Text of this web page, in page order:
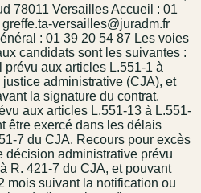
78011 Versailles Accueil : 01
versailles@juradm.fr
: 01 39 20 54 87 Les voies
candidats sont les suivantes :
prévu aux articles L.551-1 à
administrative (CJA), et
la signature du contrat.
aux articles L.551-13 à L.551-
être exercé dans les délais
7 du CJA. Recours pour excès
décision administrative prévu
R. 421-7 du CJA, et pouvant
mois suivant la notification ou